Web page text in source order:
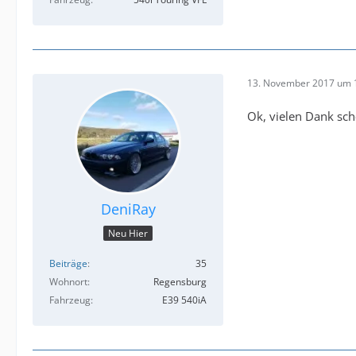
DeniRay
Neu Hier
Beiträge
35
Wohnort
Regensburg
Fahrzeug
E39 540iA
13. November 2017 um
Ok, vielen Dank